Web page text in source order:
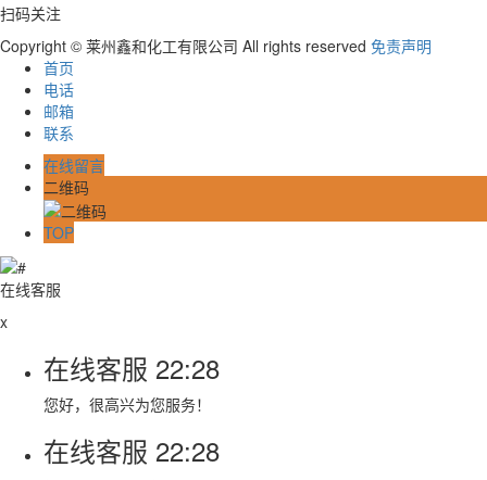
扫码关注
Copyright © 莱州鑫和化工有限公司 All rights reserved 免责声明
首页
电话
邮箱
联系
在线留言
二维码
TOP
在线客服
x
在线客服 22:28
您好，很高兴为您服务！
在线客服 22:28